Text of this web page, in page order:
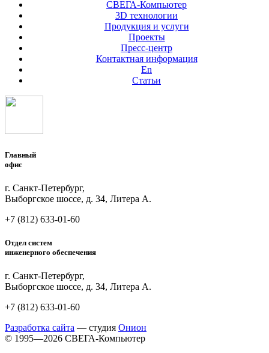
СВЕГА-Компьютер
3D технологии
Продукция и услуги
Проекты
Пресс-центр
Контактная информация
En
Статьи
Главный
офис
г. Санкт-Петербург,
Выборгское шоссе, д. 34, Литера А.
+7 (812) 633-01-60
Отдел систем
инженерного обеспечения
г. Санкт-Петербург,
Выборгское шоссе, д. 34, Литера А.
+7 (812) 633-01-60
Разработка сайта — студия Онион
© 1995—2026 СВЕГА-Компьютер